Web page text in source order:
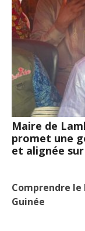
Maire de
promet une
et alignée
Comprendre le
Guinée